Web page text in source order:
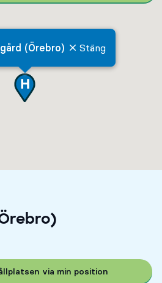
(Örebro) Stäng
via min position